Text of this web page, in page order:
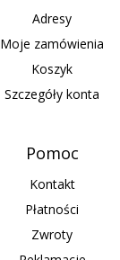
Adresy
Moje zamówienia
Koszyk
Szczegóły konta
Pomoc
Kontakt
Płatności
Zwroty